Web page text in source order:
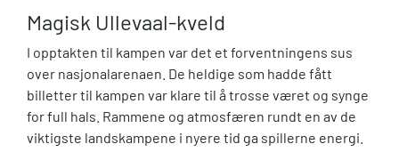
Magisk Ullevaal-kveld
I opptakten til kampen var det et forventningens sus
over nasjonalarenaen. De heldige som hadde fått
billetter til kampen var klare til å trosse været og synge
for full hals. Rammene og atmosfæren rundt en av de
viktigste landskampene i nyere tid ga spillerne energi.